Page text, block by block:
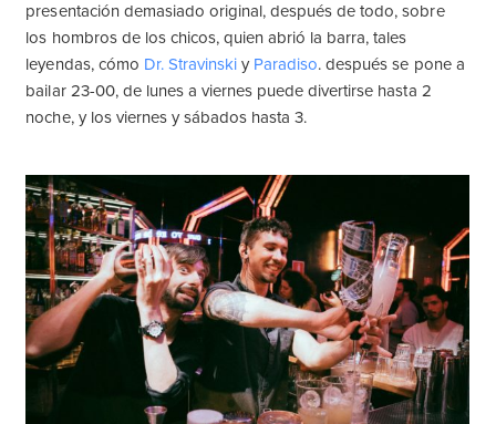
presentación demasiado original, después de todo, sobre
los hombros de los chicos, quien abrió la barra, tales
leyendas, cómo Dr. Stravinski y Paradiso. después se pone a
bailar 23-00, de lunes a viernes puede divertirse hasta 2
noche, y los viernes y sábados hasta 3.